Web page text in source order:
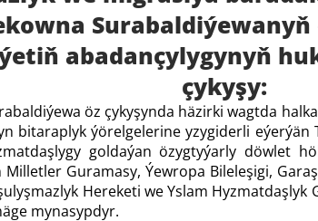
abadançylygynyň
çykyşy:
öz çykyşynda häzirki wagtda
bitaraplyk ýörelgelerine yzygiderli
goldaýan özygtyýarly döwlet
Guramasy, Ýewropa Bileleşigi,
Hereketi we Yslam
mynasypdyr.